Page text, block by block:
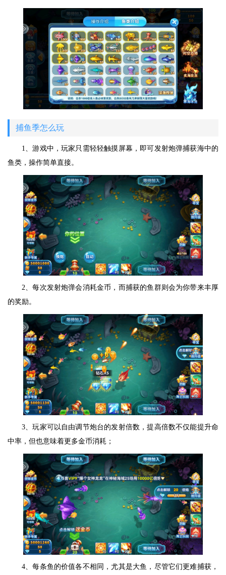
捕鱼季怎么玩
1、游戏中，玩家只需轻轻触摸屏幕，即可发射炮弹捕获海中的
鱼类，操作简单直接。
2、每次发射炮弹会消耗金币，而捕获的鱼群则会为你带来丰厚
的奖励。
3、玩家可以自由调节炮台的发射倍数，提高倍数不仅能提升命
中率，但也意味着更多金币消耗；
4、每条鱼的价值各不相同，尤其是大鱼，尽管它们更难捕获，